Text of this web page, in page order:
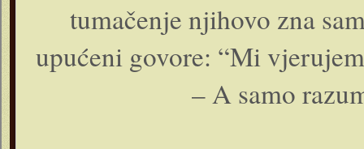
tumačenje njihovo zna
upućeni govore: “Mi
– A samo